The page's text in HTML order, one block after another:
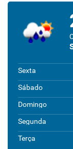
Sexta
Sábado
Domingo
Segunda
Terça